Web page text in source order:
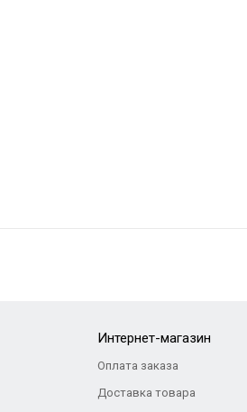
Интернет-магазин
Оплата заказа
Доставка товара